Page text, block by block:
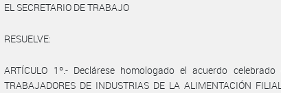
EL SECRETARIO DE TRABAJO
RESUELVE:
ARTÍCULO 1º.- Declárese homologado el acuerdo celebrado
TRABAJADORES DE INDUSTRIAS DE LA ALIMENTACIÓN